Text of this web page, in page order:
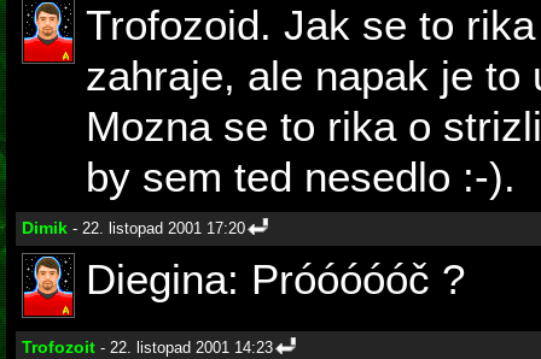
Trofozoid. Jak se to
zahraje, ale napak je to
Mozna se to rika o
by sem ted nesedlo :-).
Dimik - 22. listopad 2001 17:20
Diegina: Próóóóóč ?
Trofozoit - 22. listopad 2001 14:23